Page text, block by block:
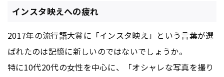
インスタ映えへの疲れ
2017年の流行語大賞に「インスタ映え」という言葉が選
ばれたのは記憶に新しいのではないでしょうか。
特に10代20代の女性を中心に、「オシャレな写真を撮り